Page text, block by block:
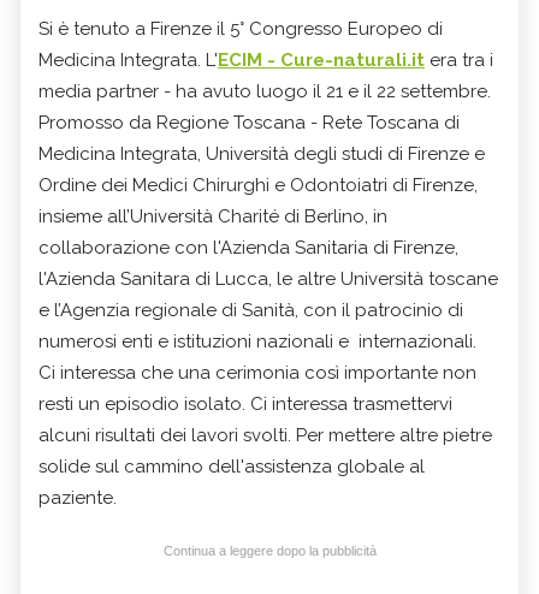
Si è tenuto a Firenze il 5° Congresso Europeo di
Medicina Integrata. L'ECIM - Cure-naturali.it era tra i
media partner - ha avuto luogo il 21 e il 22 settembre.
Promosso da Regione Toscana - Rete Toscana di
Medicina Integrata, Università degli studi di Firenze e
Ordine dei Medici Chirurghi e Odontoiatri di Firenze,
insieme all’Università Charité di Berlino, in
collaborazione con l'Azienda Sanitaria di Firenze,
l'Azienda Sanitara di Lucca, le altre Università toscane
e l’Agenzia regionale di Sanità, con il patrocinio di
numerosi enti e istituzioni nazionali e internazionali.
Ci interessa che una cerimonia così importante non
resti un episodio isolato. Ci interessa trasmettervi
alcuni risultati dei lavori svolti. Per mettere altre pietre
solide sul cammino dell'assistenza globale al
paziente.
Continua a leggere dopo la pubblicità